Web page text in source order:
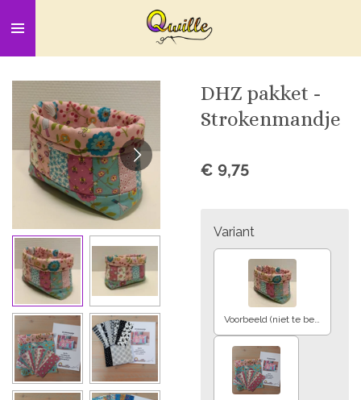
direct
naar
de
hoofdinhoud
DHZ pakket -
Strokenmandje
€ 9,75
Variant
Voorbeeld (niet te bestellen)